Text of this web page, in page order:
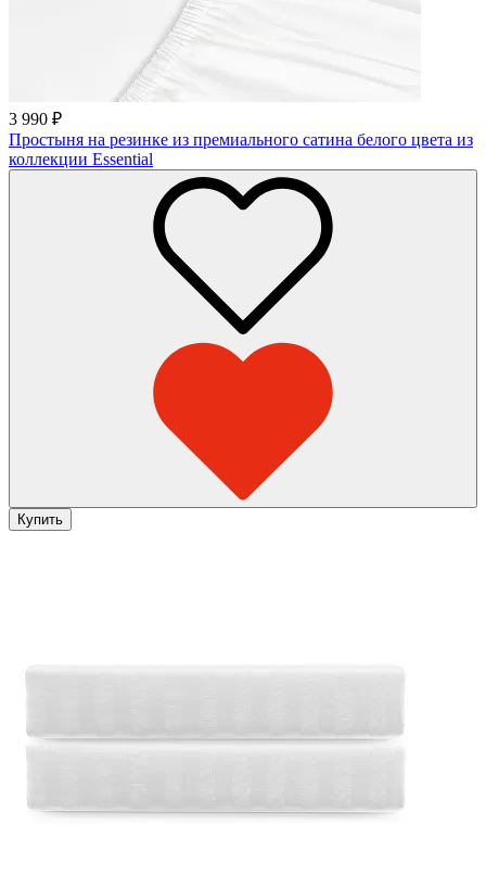
3 990 ₽
Простыня на резинке из премиального сатина белого цвета из
коллекции Essential
Купить